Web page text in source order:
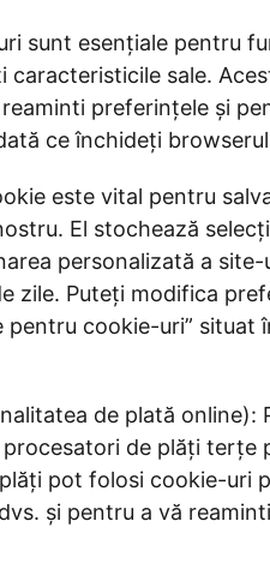
sunt esențiale pentru
sale.
preferințele și
ce închideți
este vital pentru
El stochează
personalizată a site-
zile. Puteți modifica
cookie-uri” situat
de plată online):
de plăți terțe
pot folosi cookie-uri
și pentru a vă